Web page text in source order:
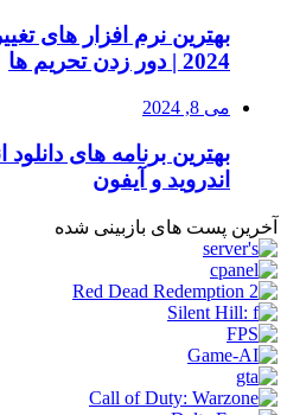
بهترین نرم افزار های
2024 | دور زدن تحریم ها
می 8, 2024
اندروید و آیفون
آخرین پست های بازبینی شده